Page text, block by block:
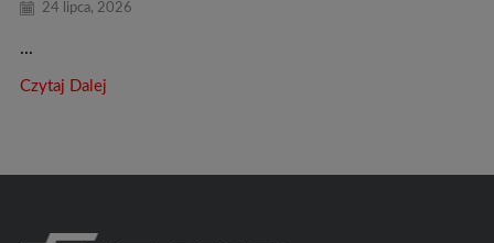
24 lipca, 2026
...
Czytaj Dalej